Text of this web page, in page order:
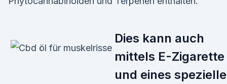
Dies kann auch
mittels E-Zigarette
und eines